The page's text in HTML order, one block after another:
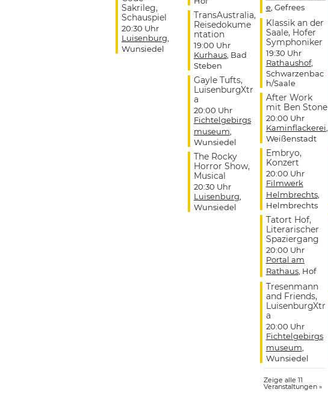
Sakrileg,
Schauspiel
20:30 Uhr
Luisenburg,
Wunsiedel
TransAustralia,
Reisedokume
ntation
19:00 Uhr
Kurhaus, Bad
Steben
Gayle Tufts,
LuisenburgXtr
a
20:00 Uhr
Fichtelgebirgs
museum,
Wunsiedel
The Rocky
Horror Show,
Musical
20:30 Uhr
Luisenburg,
Wunsiedel
e, Gefrees
Klassik an der
Saale, Hofer
Symphoniker
19:30 Uhr
Rathaushof,
Schwarzenbac
h/Saale
After Work
mit Ben Stone
20:00 Uhr
Kaminflackerei,
Weißenstadt
Embryo,
Konzert
20:00 Uhr
Filmwerk
Helmbrechts,
Helmbrechts
Tatort Hof,
Literarischer
Spaziergang
20:00 Uhr
Portal am
Rathaus, Hof
Tresenmann
and Friends,
LuisenburgXtr
a
20:00 Uhr
Fichtelgebirgs
museum,
Wunsiedel
Zeige alle 11
Veranstaltungen »